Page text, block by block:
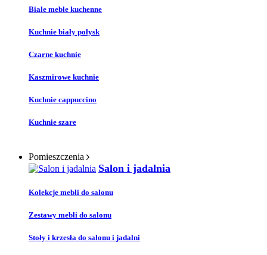
Biale meble kuchenne
Kuchnie biały połysk
Czarne kuchnie
Kaszmirowe kuchnie
Kuchnie cappuccino
Kuchnie szare
Pomieszczenia
Salon i jadalnia
Kolekcje mebli do salonu
Zestawy mebli do salonu
Stoły i krzesła do salonu i jadalni